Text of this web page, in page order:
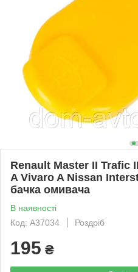
Renault Master II Trafic
A Vivaro A Nissan
бачка омивача
В наявності
Код: A37034
Роздріб
195 ₴